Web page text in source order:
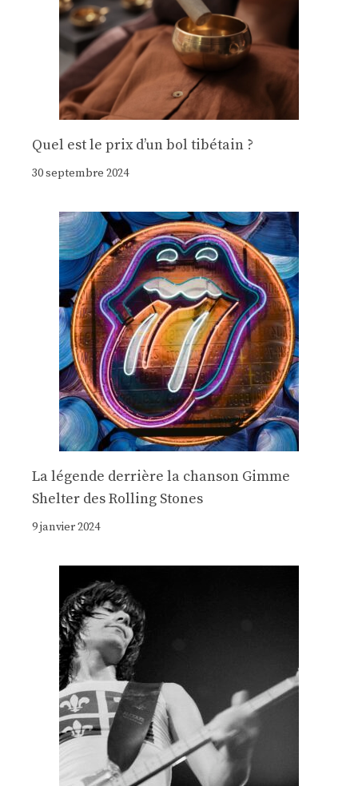
Quel est le prix d’un bol tibétain ?
30 septembre 2024
La légende derrière la chanson Gimme
Shelter des Rolling Stones
9 janvier 2024